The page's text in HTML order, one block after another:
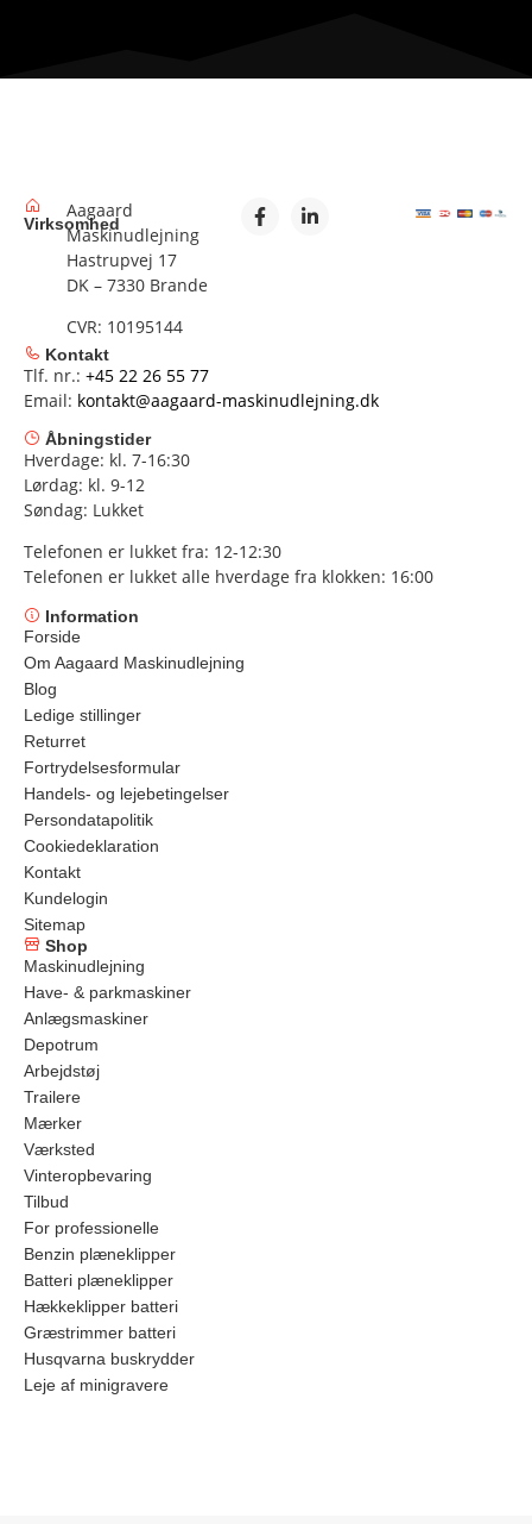
Virksomhed
Aagaard
Maskinudlejning
Hastrupvej 17
DK – 7330 Brande
CVR: 10195144
Kontakt
Tlf. nr.: +45 22 26 55 77
Email: kontakt@aagaard-maskinudlejning.dk
Åbningstider
Hverdage: kl. 7-16:30
Lørdag: kl. 9-12
Søndag: Lukket
Telefonen er lukket fra: 12-12:30
Telefonen er lukket alle hverdage fra klokken: 16:00
Information
Forside
Om Aagaard Maskinudlejning
Blog
Ledige stillinger
Returret
Fortrydelsesformular
Handels- og lejebetingelser
Persondatapolitik
Cookiedeklaration
Kontakt
Kundelogin
Sitemap
Shop
Maskinudlejning
Have- & parkmaskiner
Anlægsmaskiner
Depotrum
Arbejdstøj
Trailere
Mærker
Værksted
Vinteropbevaring
Tilbud
For professionelle
Benzin plæneklipper
Batteri plæneklipper
Hækkeklipper batteri
Græstrimmer batteri
Husqvarna buskrydder
Leje af minigravere